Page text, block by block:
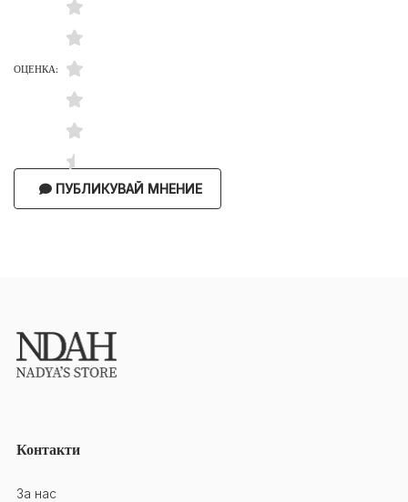
ОЦЕНКА:
ПУБЛИКУВАЙ МНЕНИЕ
Контакти
За нас